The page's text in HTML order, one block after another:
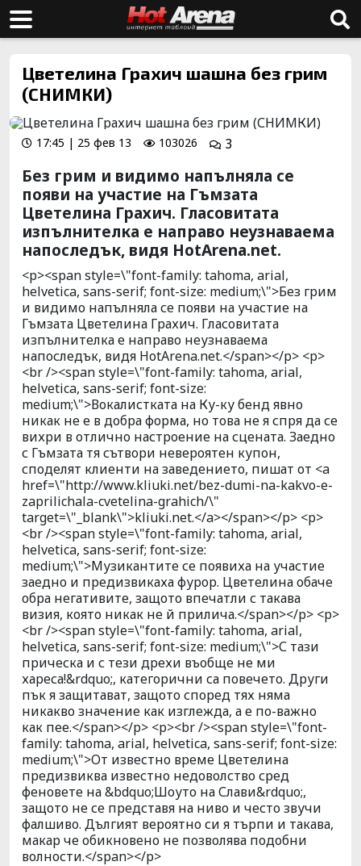
Цветелина Грахич шашна без грим
(СНИМКИ)
17:45 | 25 фев 13 103026 3
Без грим и видимо напълняла се
появи на участие на Гъмзата
Цветелина Грахич. Гласовитата
изпълнителка е направо неузнаваема
напоследък, видя HotArena.net.
<p><span style=\"font-family: tahoma, arial,
helvetica, sans-serif; font-size: medium;\">Без грим
и видимо напълняла се появи на участие на
Гъмзата Цветелина Грахич. Гласовитата
изпълнителка е направо неузнаваема
напоследък, видя HotArena.net.</span></p> <p>
<br /><span style=\"font-family: tahoma, arial,
helvetica, sans-serif; font-size:
medium;\">Вокалистката на Ку-ку бенд явно
никак не е в добра форма, но това не я спря да се
вихри в отлично настроение на сцената. Заедно
с Гъмзата тя сътвори невероятен купон,
споделят клиенти на заведението, пишат от <a
href=\"http://www.kliuki.net/bez-dumi-na-kakvo-e-
zaprilichala-cvetelina-grahich/\"
target=\"_blank\">kliuki.net.</a></span></p> <p>
<br /><span style=\"font-family: tahoma, arial,
helvetica, sans-serif; font-size:
medium;\">Музикантите се появиха на участие
заедно и предизвикаха фурор. Цветелина обаче
обра негативите, защото впечатли с такава
визия, която никак не й прилича.</span></p> <p>
<br /><span style=\"font-family: tahoma, arial,
helvetica, sans-serif; font-size: medium;\">С тази
прическа и с тези дрехи въобще не ми
хареса!&rdquo;, категорични са повечето. Други
пък я защитават, защото според тях няма
никакво значение как изглежда, а е по-важно
как пее.</span></p> <p><br /><span style=\"font-
family: tahoma, arial, helvetica, sans-serif; font-size:
medium;\">От известно време Цветелина
предизвиква известно недоволство сред
феновете на &bdquo;Шоуто на Слави&rdquo;,
защото не се представя на ниво и често звучи
фалшиво. Дългият вероятно си я търпи и такава,
макар че обикновено не позволява подобни
волности.</span></p>